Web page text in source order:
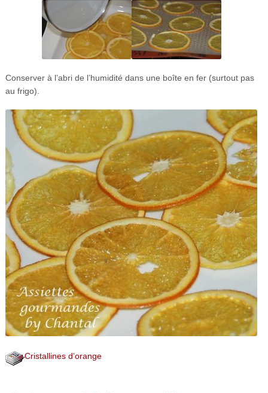
Conserver à l’abri de l’humidité dans une boîte en fer (surtout pas
au frigo).
Cristallines d’orange